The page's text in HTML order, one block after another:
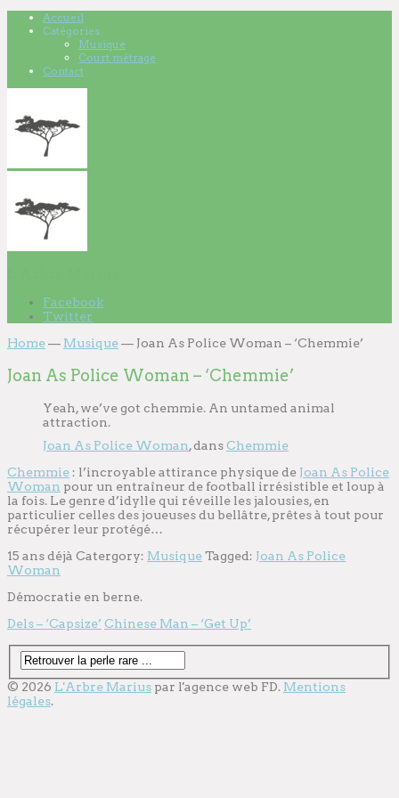
Accueil
Catégories
Musique
Court métrage
Contact
Facebook
Twitter
Home— Musique— Joan As Police Woman – ‘Chemmie’
Joan As Police Woman – ‘Chemmie’
Yeah, we’ve got chemmie. An untamed animal
attraction.
Joan As Police Woman, dans Chemmie
Chemmie : l’incroyable attirance physique de Joan As Police
Woman pour un entraîneur de football irrésistible et loup à
la fois. Le genre d’idylle qui réveille les jalousies, en
particulier celles des joueuses du bellâtre, prêtes à tout pour
récupérer leur protégé…
15 ans déjà Catergory: MusiqueTagged: Joan As Police
Woman
Démocratie en berne.
Dels – ‘Capsize’ Chinese Man – ‘Get Up’
© 2026 L'Arbre Marius par l'agence web FD. Mentions
légales.